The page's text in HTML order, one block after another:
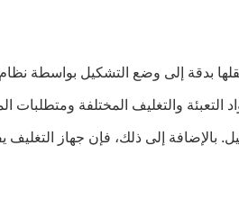
بدقة إلى وضع التشكيل بواسطة
التعبئة والتغليف المختلفة
إلى ذلك، فإن جهاز التغليف